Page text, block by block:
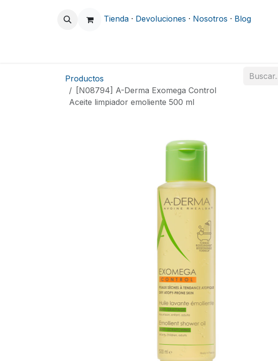
Tienda · Devoluciones · Nosotros · Blog
Productos
[N08794] A-Derma Exomega Control
Aceite limpiador emoliente 500 ml